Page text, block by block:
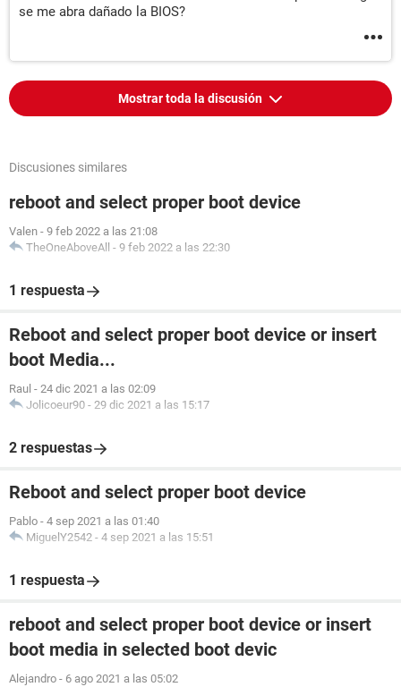
se me abra dañado la BIOS?
Mostrar toda la discusión
Discusiones similares
reboot and select proper boot device
Valen - 9 feb 2022 a las 21:08
TheOneAboveAll - 9 feb 2022 a las 22:30
1 respuesta
Reboot and select proper boot device or insert
boot Media...
Raul - 24 dic 2021 a las 02:09
Jolicoeur90 - 29 dic 2021 a las 15:17
2 respuestas
Reboot and select proper boot device
Pablo - 4 sep 2021 a las 01:40
MiguelY2542 - 4 sep 2021 a las 15:51
1 respuesta
reboot and select proper boot device or insert
boot media in selected boot devic
Alejandro - 6 ago 2021 a las 05:02